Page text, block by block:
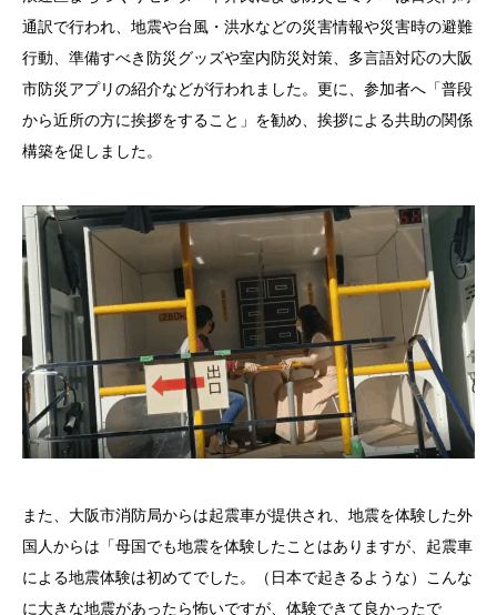
通訳で行われ、地震や台風・洪水などの災害情報や災害時の避難
行動、準備すべき防災グッズや室内防災対策、多言語対応の大阪
市防災アプリの紹介などが行われました。更に、参加者へ「普段
から近所の方に挨拶をすること」を勧め、挨拶による共助の関係
構築を促しました。
また、大阪市消防局からは起震車が提供され、地震を体験した外
国人からは「母国でも地震を体験したことはありますが、起震車
による地震体験は初めてでした。（日本で起きるような）こんな
に大きな地震があったら怖いですが、体験できて良かったで